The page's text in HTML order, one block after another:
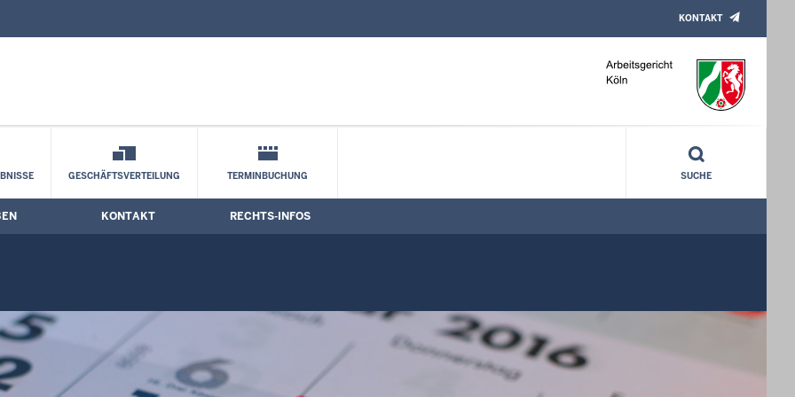
Kontaktformular
KONTAKT
GESCHÄFTSVERTEILUNG TERMINBUCHUNG SUCHE
KONTAKT RECHTS-INFOS